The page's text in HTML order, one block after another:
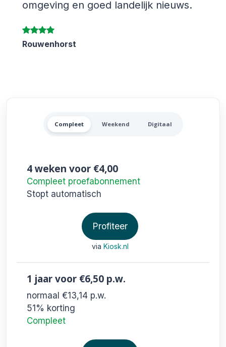
omgeving en goed landelijk nieuws.
Rouwenhorst
Alle De Gelderlander
Compleet Weekend Digitaal
4 weken voor €4,00
Compleet proefabonnement
Stopt automatisch
Profiteer
via Kiosk.nl
1 jaarvoor €6,50 p.w.
normaal €13,14 p.w.
51% korting
Compleet